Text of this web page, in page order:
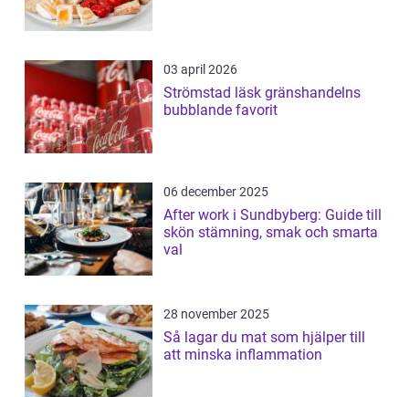
03 april 2026
Strömstad läsk gränshandelns
bubblande favorit
06 december 2025
After work i Sundbyberg: Guide till
skön stämning, smak och smarta
val
28 november 2025
Så lagar du mat som hjälper till
att minska inflammation